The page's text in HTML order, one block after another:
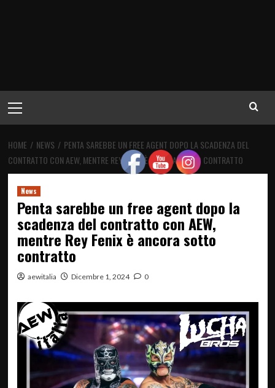
principale
HOME NEWS
PENTA SAREBBE UN FREE AGENT DOPO LA SCADENZA DEL
CONTRATTO CON AEW, MENTRE REY FENIX È ANCORA SOTTO CONTRATTO
News
Penta sarebbe un free agent dopo la
scadenza del contratto con AEW,
mentre Rey Fenix è ancora sotto
contratto
aewitalia Dicembre 1, 2024 0